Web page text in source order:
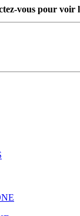
vous pour voir